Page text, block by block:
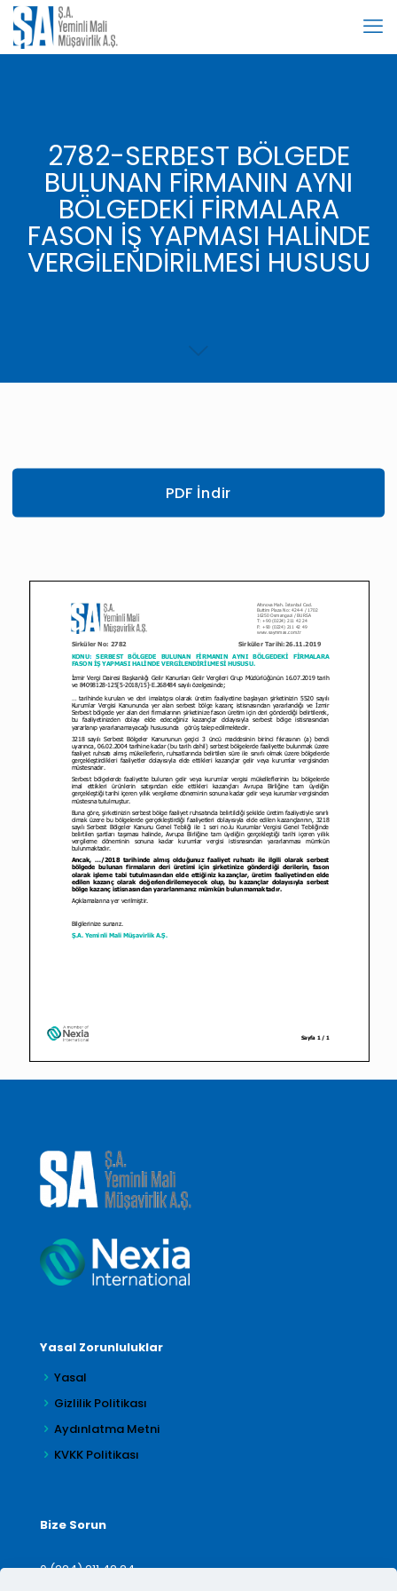
2782-SERBEST BÖLGEDE
BULUNAN FİRMANIN AYNI
BÖLGEDEKİ FİRMALARA
FASON İŞ YAPMASI HALİNDE
VERGİLENDİRİLMESİ HUSUSU
PDF İndir
Yasal Zorunluluklar
Yasal
Gizlilik Politikası
Aydınlatma Metni
KVKK Politikası
Bize Sorun
0 (224) 211 42 24